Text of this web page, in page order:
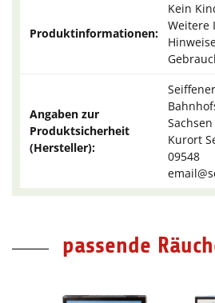
Produktinformationen:
Kein
Weitere
Angaben zur
Produktsicherheit
(Hersteller):
Sachsen
Kurort
09548
passende